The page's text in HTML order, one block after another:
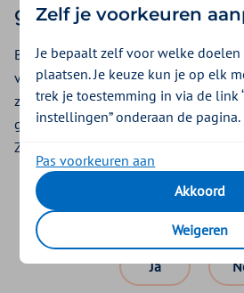
gebruiken
Bijvoorbeeld uren voor begeleiding
verzorging die niet gebruikt worden.
zorgaanbieder inzetten voor
gerust contact op met uw
Zorgkantoor over de verdeling van de
Was dit
Ja
Zelf je voorkeuren
Je bepaalt zelf voor welke
plaatsen. Je keuze kun je op elk
trek je toestemming in via de link
instellingen” onderaan de pagina.
Pas voorkeuren aan
Akkoord
Weigeren